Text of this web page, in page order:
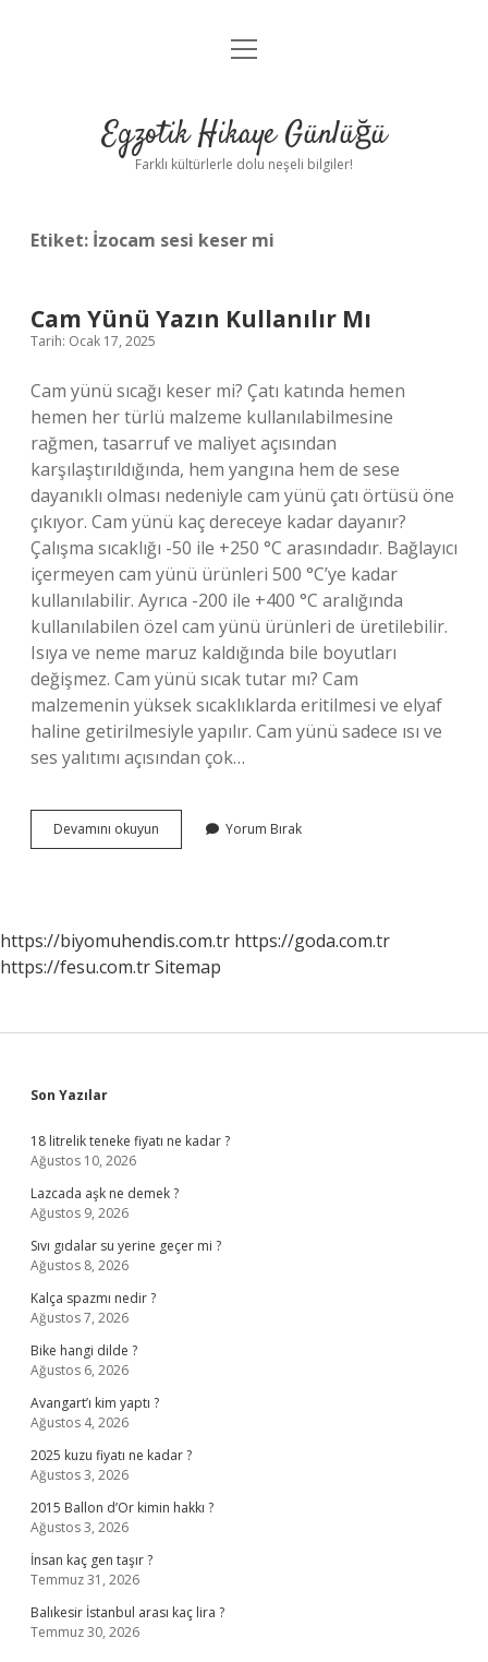
Anasayfa
Yasal Uyarı
menüyü
Egzotik Hikaye Günlüğü
Farklı kültürlerle dolu neşeli bilgiler!
Etiket: İzocam sesi keser mi
Cam Yünü Yazın Kullanılır Mı
Tarih: Ocak 17, 2025
Cam yünü sıcağı keser mi? Çatı katında hemen
hemen her türlü malzeme kullanılabilmesine
rağmen, tasarruf ve maliyet açısından
karşılaştırıldığında, hem yangına hem de sese
dayanıklı olması nedeniyle cam yünü çatı örtüsü öne
çıkıyor. Cam yünü kaç dereceye kadar dayanır?
Çalışma sıcaklığı -50 ile +250 °C arasındadır. Bağlayıcı
içermeyen cam yünü ürünleri 500 °C’ye kadar
kullanılabilir. Ayrıca -200 ile +400 °C aralığında
kullanılabilen özel cam yünü ürünleri de üretilebilir.
Isıya ve neme maruz kaldığında bile boyutları
değişmez. Cam yünü sıcak tutar mı? Cam
malzemenin yüksek sıcaklıklarda eritilmesi ve elyaf
haline getirilmesiyle yapılır. Cam yünü sadece ısı ve
ses yalıtımı açısından çok…
Devamını okuyun
Yünü
Yorum Bırak
https://biyomuhendis.com.tr https://goda.com.tr
https://fesu.com.trSitemap
Sidebar
Son Yazılar
18 litrelik teneke fiyatı ne kadar ?
Ağustos 10, 2026
Lazcada aşk ne demek ?
Ağustos 9, 2026
Sıvı gıdalar su yerine geçer mi ?
Ağustos 8, 2026
Kalça spazmı nedir ?
Ağustos 7, 2026
Bike hangi dilde ?
Ağustos 6, 2026
Avangart’ı kim yaptı ?
Ağustos 4, 2026
2025 kuzu fiyatı ne kadar ?
Ağustos 3, 2026
2015 Ballon d’Or kimin hakkı ?
Ağustos 3, 2026
İnsan kaç gen taşır ?
Temmuz 31, 2026
Balıkesir İstanbul arası kaç lira ?
Temmuz 30, 2026